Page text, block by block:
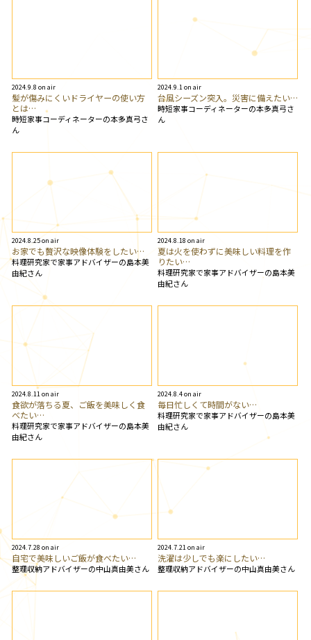
2024.9.8 on air
髪が傷みにくいドライヤーの使い方
とは…
時短家事コーディネーターの本多真弓さ
ん
2024.9.1 on air
台風シーズン突入。災害に備えたい…
時短家事コーディネーターの本多真弓さ
ん
2024.8.25 on air
お家でも贅沢な映像体験をしたい…
料理研究家で家事アドバイザーの島本美
由紀さん
2024.8.18 on air
夏は火を使わずに美味しい料理を作
りたい…
料理研究家で家事アドバイザーの島本美
由紀さん
2024.8.11 on air
食欲が落ちる夏、ご飯を美味しく食
べたい…
料理研究家で家事アドバイザーの島本美
由紀さん
2024.8.4 on air
毎日忙しくて時間がない…
料理研究家で家事アドバイザーの島本美
由紀さん
2024.7.28 on air
自宅で美味しいご飯が食べたい…
整理収納アドバイザーの中山真由美さん
2024.7.21 on air
洗濯は少しでも楽にしたい…
整理収納アドバイザーの中山真由美さん